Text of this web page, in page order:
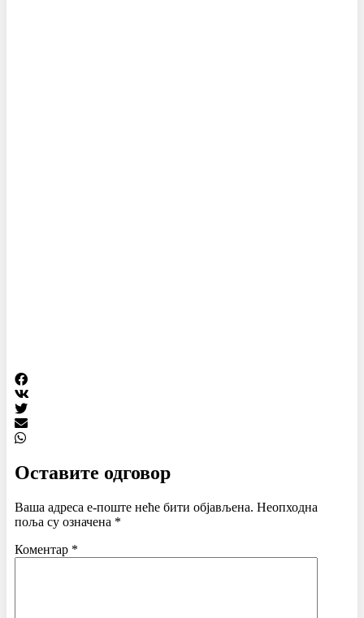
Оставите одговор
Ваша адреса е-поште неће бити објављена. Неопходна
поља су означена *
Коментар *